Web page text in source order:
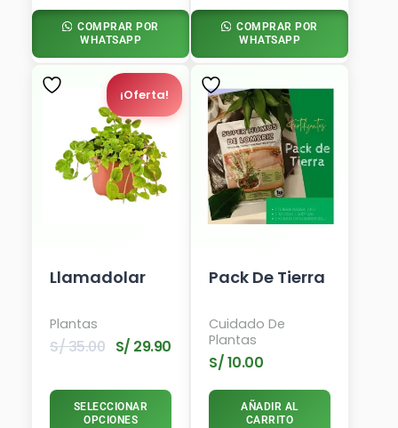
COMPRAR POR
WHATSAPP
COMPRAR POR
WHATSAPP
¡Oferta!
Llamadolar
Plantas
S/35.00
El
Precio
Original
Era:
S/ 35.00.
S/ 29.90
El
Precio
Actual
S/ 29.90.
SELECCIONAR
OPCIONES
Pack De Tierra
Cuidado De
Plantas
S/10.00
AÑADIR AL
CARRITO